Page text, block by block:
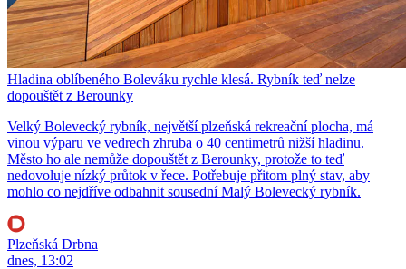
Hladina oblíbeného Boleváku rychle klesá. Rybník teď nelze
dopouštět z Berounky
Velký Bolevecký rybník, největší plzeňská rekreační plocha, má
vinou výparu ve vedrech zhruba o 40 centimetrů nižší hladinu.
Město ho ale nemůže dopouštět z Berounky, protože to teď
nedovoluje nízký průtok v řece. Potřebuje přitom plný stav, aby
mohlo co nejdříve odbahnit sousední Malý Bolevecký rybník.
Plzeňská Drbna
dnes, 13:02